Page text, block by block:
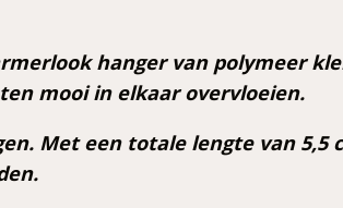
hanger van polymeer
mooi in elkaar overvloeien.
Met een totale lengte van 5,5